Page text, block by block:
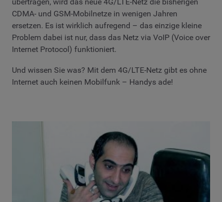
übertragen, wird das neue 4G/LTE-Netz die bisherigen
CDMA- und GSM-Mobilnetze in wenigen Jahren
ersetzen. Es ist wirklich aufregend – das einzige kleine
Problem dabei ist nur, dass das Netz via VoIP (Voice over
Internet Protocol) funktioniert.
Und wissen Sie was? Mit dem 4G/LTE-Netz gibt es ohne
Internet auch keinen Mobilfunk – Handys ade!